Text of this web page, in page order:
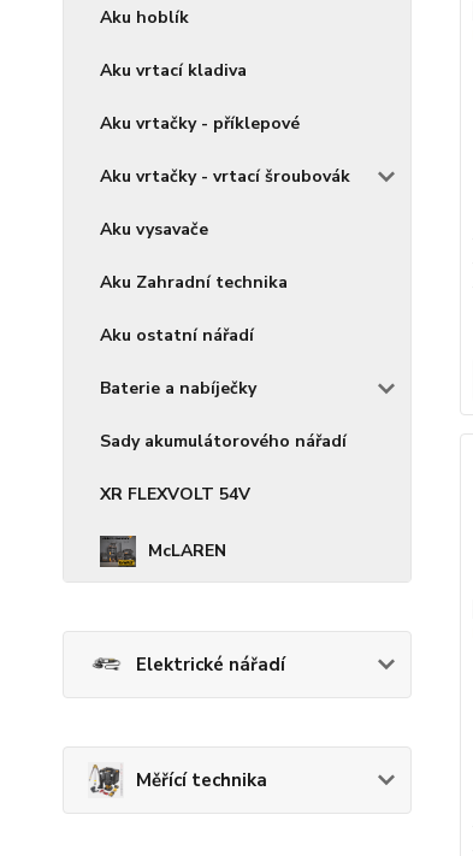
Aku hoblík
Aku vrtací kladiva
Aku vrtačky - příklepové
Aku vrtačky - vrtací šroubovák
Aku vysavače
Aku Zahradní technika
Aku ostatní nářadí
Baterie a nabíječky
Sady akumulátorového nářadí
XR FLEXVOLT 54V
McLAREN
Elektrické nářadí
Měřící technika